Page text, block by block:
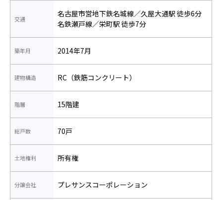
交通
名古屋市営地下鉄名城線／久屋大通駅 徒歩6分
名鉄瀬戸線／栄町駅 徒歩7分
築年月 2014年7月
建物構造 RC（鉄筋コンクリート）
階層 15階建
総戸数 70戸
土地権利 所有権
分譲会社 プレサンスコーポレーション